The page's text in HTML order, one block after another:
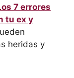
7 errores
tu ex y
heridas y